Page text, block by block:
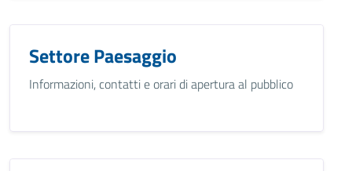
Settore Paesaggio
Informazioni, contatti e orari di apertura al pubblico